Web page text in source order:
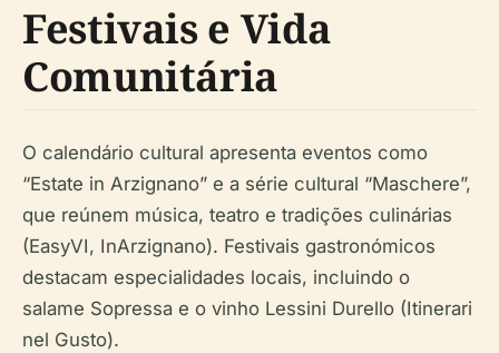
Festivais e Vida
Comunitária
O calendário cultural apresenta eventos como
“Estate in Arzignano” e a série cultural “Maschere”,
que reúnem música, teatro e tradições culinárias
(EasyVI, InArzignano). Festivais gastronómicos
destacam especialidades locais, incluindo o
salame Sopressa e o vinho Lessini Durello (Itinerari
nel Gusto).